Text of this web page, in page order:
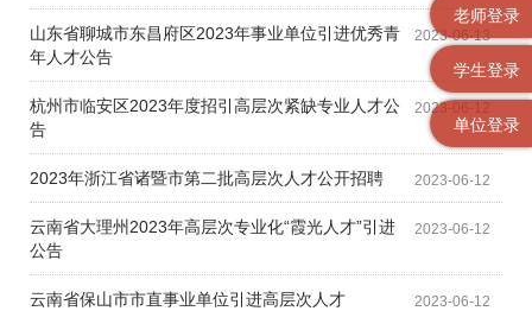
老师登录
学生登录
单位登录
2023-06-13
山东省聊城市东昌府区2023年事业单位引进优秀青
年人才公告
2023-06-12
杭州市临安区2023年度招引高层次紧缺专业人才公
告
2023-06-12
2023年浙江省诸暨市第二批高层次人才公开招聘
2023-06-12
云南省大理州2023年高层次专业化“霞光人才”引进
公告
2023-06-12
云南省保山市市直事业单位引进高层次人才